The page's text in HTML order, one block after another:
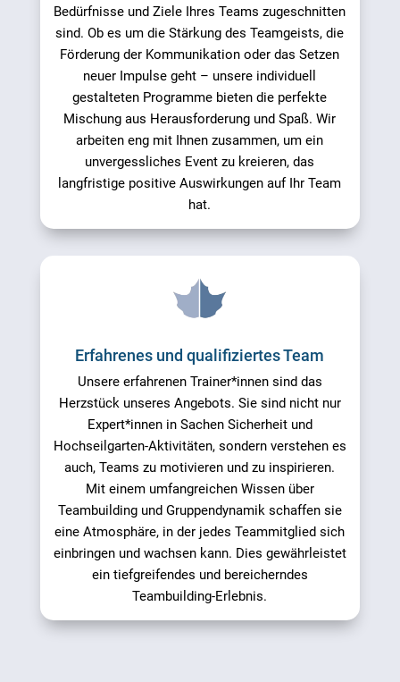
Bedürfnisse und Ziele Ihres Teams zugeschnitten
sind. Ob es um die Stärkung des Teamgeists, die
Förderung der Kommunikation oder das Setzen
neuer Impulse geht – unsere individuell
gestalteten Programme bieten die perfekte
Mischung aus Herausforderung und Spaß. Wir
arbeiten eng mit Ihnen zusammen, um ein
unvergessliches Event zu kreieren, das
langfristige positive Auswirkungen auf Ihr Team
hat.
Erfahrenes und qualifiziertes Team
Unsere erfahrenen Trainer*innen sind das
Herzstück unseres Angebots. Sie sind nicht nur
Expert*innen in Sachen Sicherheit und
Hochseilgarten-Aktivitäten, sondern verstehen es
auch, Teams zu motivieren und zu inspirieren.
Mit einem umfangreichen Wissen über
Teambuilding und Gruppendynamik schaffen sie
eine Atmosphäre, in der jedes Teammitglied sich
einbringen und wachsen kann. Dies gewährleistet
ein tiefgreifendes und bereicherndes
Teambuilding-Erlebnis.